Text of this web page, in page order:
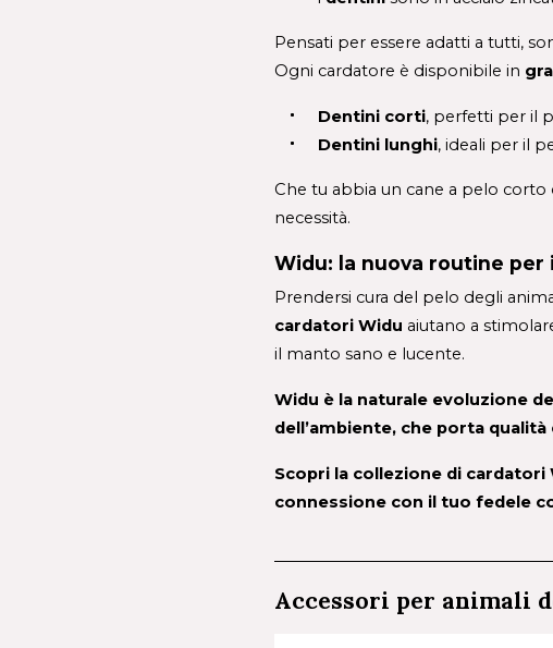
Pensati per essere adatti a tutti,
Ogni cardatore è disponibile in g
Dentini corti, perfetti per il
Dentini lunghi, ideali per il
Che tu abbia un cane a pelo
necessità.
Widu: la nuova routine per
cardatori Widu aiutano a
il manto sano e lucente.
Widu è la naturale evoluzione
dell’ambiente, che porta
Scopri la collezione di
connessione con il tuo fedele
Accessori per animali